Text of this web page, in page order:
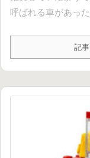
呼ばれる車があっ
記